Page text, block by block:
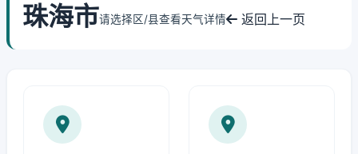
珠海市请选择区/县查看天气详情 返回上一页